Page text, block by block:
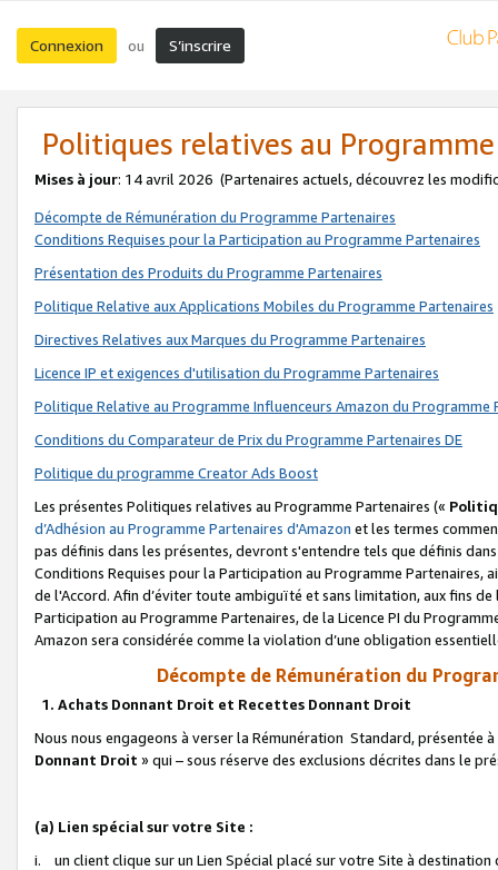
Connexion ou S’inscrire
Politiques relatives au
Mises à jour: 14 avril 2026 (Partenaires actuels, découvrez les
Décompte de Rémunération du Programme Partenaires
Conditions Requises pour la Participation au Programme Partenaires
Présentation des Produits du Programme Partenaires
Politique Relative aux Applications Mobiles du Programme Partenaires
Directives Relatives aux Marques du Programme Partenaires
Licence IP et exigences d'utilisation du Programme Partenaires
Politique Relative au Programme Influenceurs Amazon du Programme
Conditions du Comparateur de Prix du Programme Partenaires DE
Politique du programme Creator Ads Boost
Les présentes Politiques relatives au Programme Partenaires («
d’Adhésion au Programme Partenaires d'Amazon et les termes
pas définis dans les présentes, devront s'entendre tels que définis
Conditions Requises pour la Participation au Programme Partenaires,
de l'Accord. Afin d’éviter toute ambiguïté et sans limitation, aux fins
Participation au Programme Partenaires, de la Licence PI du
Amazon sera considérée comme la violation d’une obligation
Décompte de Rémunération du
1. Achats Donnant Droit et Recettes Donnant Droit
Nous nous engageons à verser la Rémunération Standard, présentée
Donnant Droit » qui – sous réserve des exclusions décrites dans le
(a) Lien spécial sur votre Site :
i. un client clique sur un Lien Spécial placé sur votre Site à destination